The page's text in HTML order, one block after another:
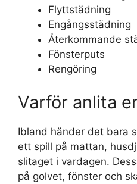
Flyttstädning
Engångsstädning
Återkommande
Fönsterputs
Rengöring
Varför anlita
Ibland händer det bara
ett spill på mattan,
slitaget i vardagen.
på golvet, fönster och